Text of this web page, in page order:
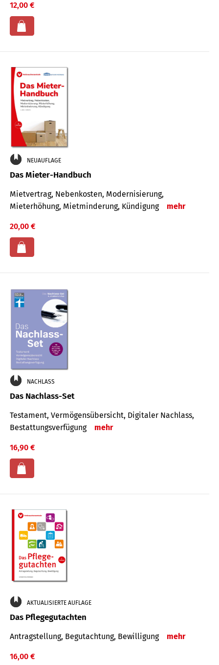
12,00 €
NEUAUFLAGE
Das Mieter-Handbuch
Mietvertrag, Nebenkosten, Modernisierung,
Mieterhöhung, Mietminderung, Kündigung
mehr
20,00 €
NACHLASS
Das Nachlass-Set
Testament, Vermögens­übersicht, Digitaler Nach­lass,
Bestat­tungs­ver­fügung
mehr
16,90 €
AKTUALISIERTE AUFLAGE
Das Pflegegutachten
Antragstellung, Begutachtung, Bewilligung mehr
16,00 €